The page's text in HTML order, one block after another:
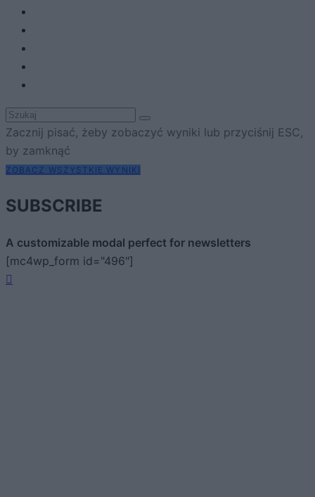
Zacznij pisać, żeby zobaczyć wyniki lub przyciśnij ESC,
by zamknąć
ZOBACZ WSZYSTKIE WYNIKI
SUBSCRIBE
A customizable modal perfect for newsletters
[mc4wp_form id="496"]